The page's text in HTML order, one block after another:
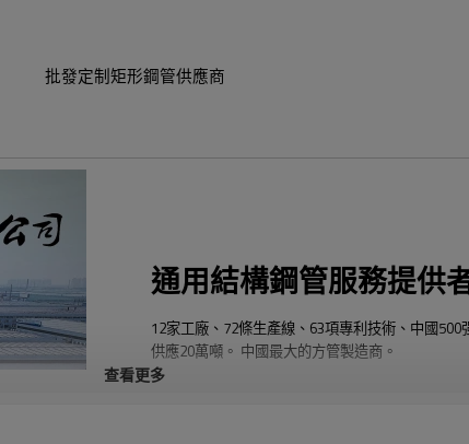
批發定制矩形鋼管供應商
通用結構鋼管服務提供
12家工廠、72條生產線、63項專利技術、中國
供應20萬噸。 中國最大的方管製造商。
源泰德潤的主要產品包括方鋼管、矩形鋼管、熱鍍
查看更多